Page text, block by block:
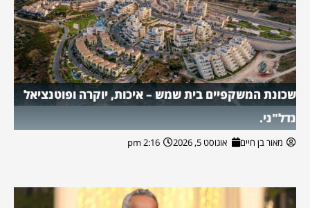
שכונת המשקפיים בית שמש – איכות, יוקרה ופוטנציאל
נדל"ני.
מאור בן חיים אוגוסט 5, 2026 2:16 pm